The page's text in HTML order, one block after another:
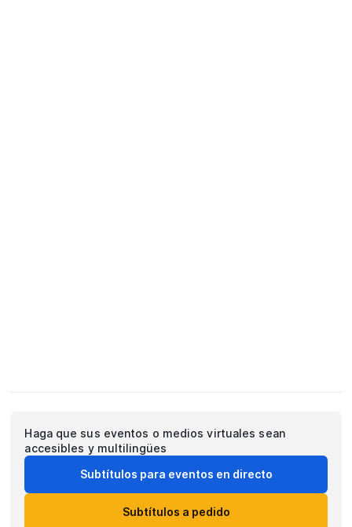
Haga que sus eventos o medios virtuales sean
accesibles y multilingües
Subtítulos para eventos en directo
Subtítulos a pedido